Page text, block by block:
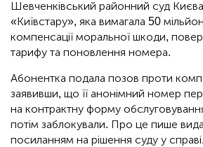
Шевченківський районний суд Києва
«Київстару», яка вимагала 50
компенсації моральної шкоди,
тарифу та поновлення номера.
Абонентка подала позов проти
заявивши, що її анонімний номер
на контрактну форму
потім заблокували. Про це пише
посиланням на рішення суду у справі.